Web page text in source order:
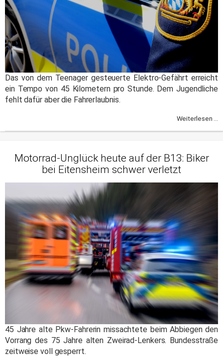
Das von dem Teenager gesteuerte Elektro-Gefährt erreicht
ein Tempo von 45 Kilometern pro Stunde. Dem Jugendliche
fehlt dafür aber die Fahrerlaubnis.
Weiterlesen ...
Motorrad-Unglück heute auf der B13: Biker
bei Eitensheim schwer verletzt
45 Jahre alte Pkw-Fahrerin missachtete beim Abbiegen den
Vorrang des 75 Jahre alten Zweirad-Lenkers. Bundesstraße
zeitweise voll gesperrt.